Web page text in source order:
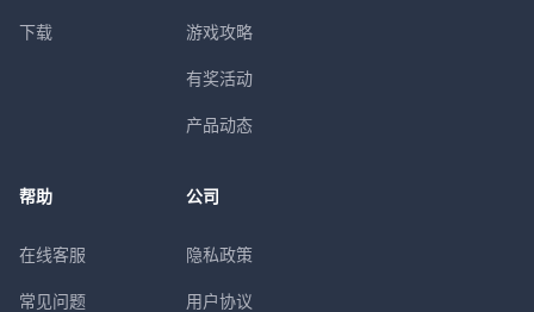
下载 游戏攻略
有奖活动
产品动态
帮助
在线客服
常见问题
公司
隐私政策
用户协议